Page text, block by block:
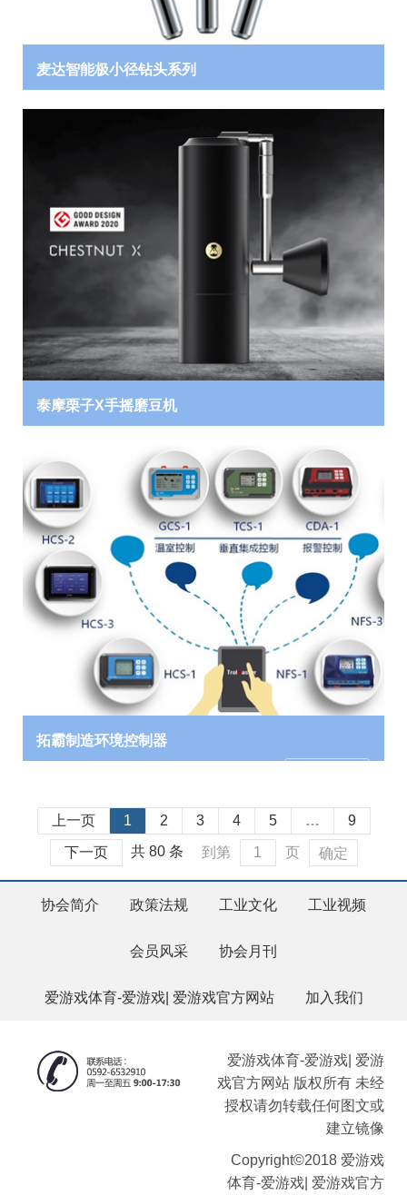
麦达智能极小径钻头系列
泰摩栗子X手摇磨豆机
拓霸制造环境控制器
上一页 1 2 3 4 5 … 9
下一页 共 80 条 到第 页 确定
协会简介 政策法规 工业文化 工业视频
会员风采 协会月刊
爱游戏体育-爱游戏| 爱游戏官方网站 加入我们
爱游戏体育-爱游戏| 爱游
戏官方网站 版权所有 未经
授权请勿转载任何图文或
建立镜像
Copyright©2018 爱游戏
体育-爱游戏| 爱游戏官方